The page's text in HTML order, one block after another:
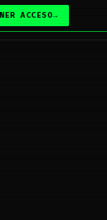
ACCESO→